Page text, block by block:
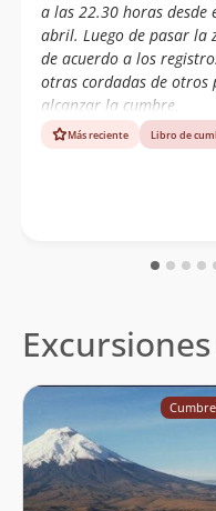
a las 22.30 horas
abril. Luego de pasar la
de acuerdo a los
otras cordadas de otros
alcanzar la cumbre.
Más reciente Libro de
Cumbre